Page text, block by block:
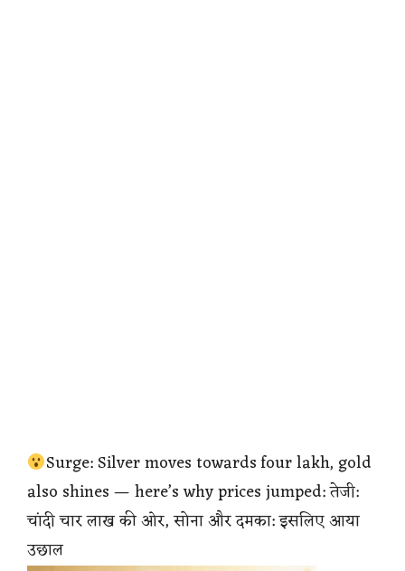
Surge: Silver moves towards four lakh, gold
also shines — here’s why prices jumped: तेजी:
चांदी चार लाख की ओर, सोना और दमका: इसलिए आया
उछाल